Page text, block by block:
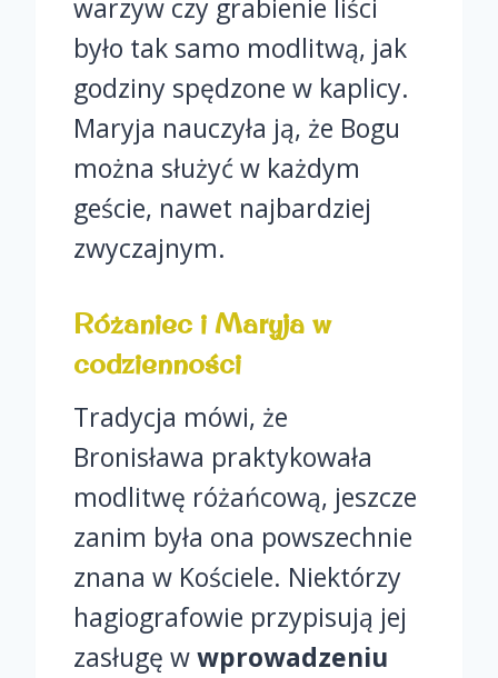
warzyw czy grabienie liści
było tak samo modlitwą, jak
godziny spędzone w kaplicy.
Maryja nauczyła ją, że Bogu
można służyć w każdym
geście, nawet najbardziej
zwyczajnym.
Różaniec i Maryja w
codzienności
Tradycja mówi, że
Bronisława praktykowała
modlitwę różańcową, jeszcze
zanim była ona powszechnie
znana w Kościele. Niektórzy
hagiografowie przypisują jej
zasługę wwprowadzeniu